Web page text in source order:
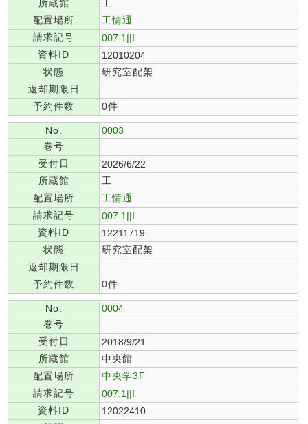
所蔵館
工
配置場所
工情通
請求記号
007.1||I
資料ID
12010204
状態
研究室配架
返却期限日
予約件数
0件
No.
0003
巻号
受付日
2026/6/22
所蔵館
工
配置場所
工情通
請求記号
007.1||I
資料ID
12211719
状態
研究室配架
返却期限日
予約件数
0件
No.
0004
巻号
受付日
2018/9/21
所蔵館
中央館
配置場所
中央学3F
請求記号
007.1||I
資料ID
12022410